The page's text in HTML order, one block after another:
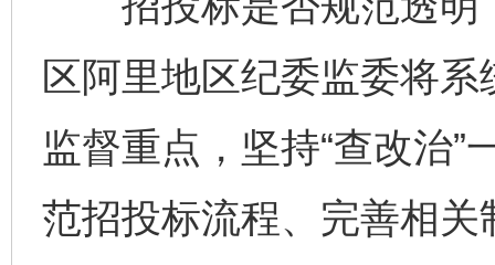
区阿里地区纪委监委将
监督重点，坚持“查改治
范招投标流程、完善相